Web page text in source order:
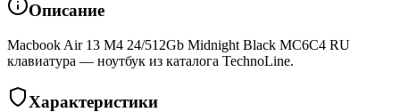
Описание
Macbook Air 13 M4 24/512Gb Midnight Black MC6C4 RU
клавиатура — ноутбук из каталога TechnoLine.
Характеристики